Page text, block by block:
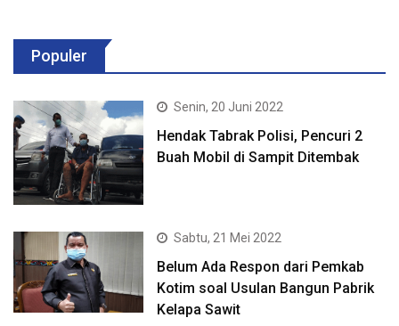
Populer
Senin, 20 Juni 2022
Hendak Tabrak Polisi, Pencuri 2
Buah Mobil di Sampit Ditembak
Sabtu, 21 Mei 2022
Belum Ada Respon dari Pemkab
Kotim soal Usulan Bangun Pabrik
Kelapa Sawit